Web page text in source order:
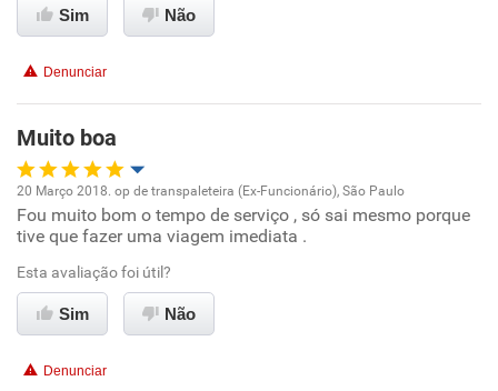
Não recomenda a diretoria
Sim Não
Denunciar
Muito boa
Oportunidade de promoção
Ambiente de trabalho
Conciliação com a vida familiar
20 Março 2018. op de transpaleteira (Ex-Funcionário), São Paulo
Fou muito bom o tempo de serviço , só sai mesmo porque
tive que fazer uma viagem imediata .
Esta avaliação foi útil?
Sim Não
Denunciar